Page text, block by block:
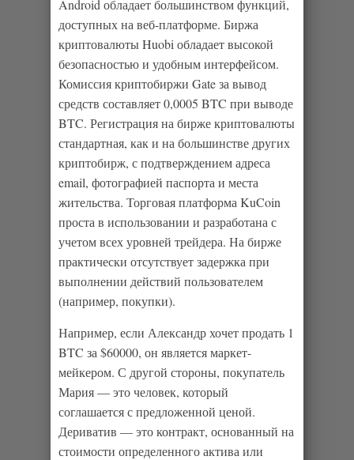
Android обладает большинством функций,
доступных на веб-платформе. Биржа
криптовалюты Huobi обладает высокой
безопасностью и удобным интерфейсом.
Комиссия криптобиржи Gate за вывод
средств составляет 0,0005 BTC при выводе
BTC. Регистрация на бирже криптовалюты
стандартная, как и на большинстве других
криптобирж, с подтверждением адреса
email, фотографией паспорта и места
жительства. Торговая платформа KuCoin
проста в использовании и разработана с
учетом всех уровней трейдера. На бирже
практически отсутствует задержка при
выполнении действий пользователем
(например, покупки).
Например, если Александр хочет продать 1
BTC за $60000, он является маркет-
мейкером. С другой стороны, покупатель
Мария — это человек, который
соглашается с предложенной ценой.
Дериватив — это контракт, основанный на
стоимости определенного актива или